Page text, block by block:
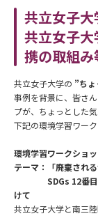
共立女子大
共立女子
携の取組み
共立女子大学の ”ち
事例を背景に、皆さ
プが、ちょっとした
下記の環境学習ワー
環境学習ワークショ
テーマ：「廃棄され
SDGs 12番目の
けて
共立女子大学と南三